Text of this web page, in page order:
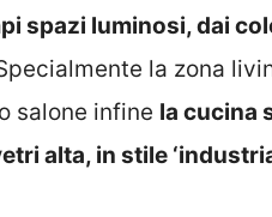
spazi luminosi, dai
la zona
salone infine la cucina
alta, in stile